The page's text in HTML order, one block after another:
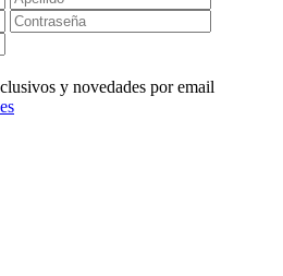
y novedades por email